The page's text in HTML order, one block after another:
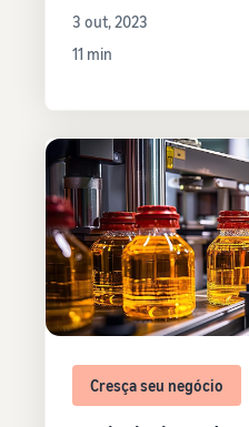
3 out, 2023
11 min
Cresça seu negócio